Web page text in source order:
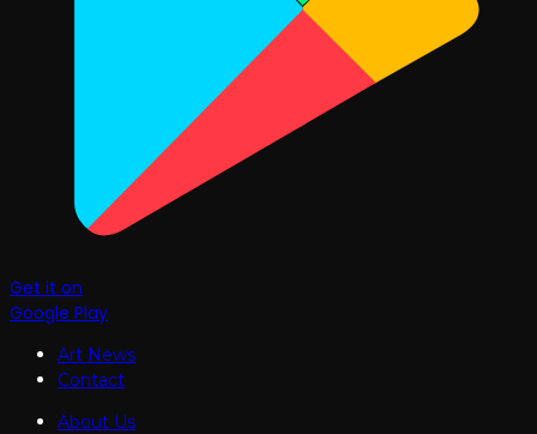
Get it on
Google Play
Art News
Contact
About Us